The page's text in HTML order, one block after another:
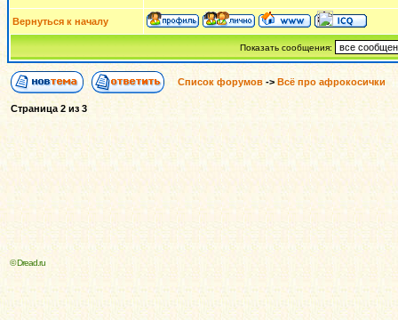
Вернуться к началу
Показать сообщения:
Список форумов -> Всё про афрокосички
Страница 2из 3
© Dread.ru